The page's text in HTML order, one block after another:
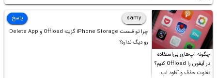
چگونه اپ‌های بی‌استفاده
در آیفون را Offload کنیم؟
تفاوت حذف و آفلود اپ
samy
چرا تو قسمت iPhone Storage گزینه Offload و Delete App
رو دیگ نداره؟
پاسخ